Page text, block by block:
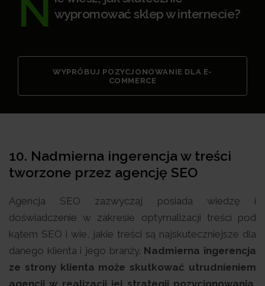
N wypromować sklep w internecie?
WYPRÓBUJ POZYCJONOWANIE DLA E-
COMMERCE
10. Nadmierna ingerencja w treści
tworzone przez agencję SEO
Agencja SEO zazwyczaj posiada wiedzę i
doświadczenie w zakresie optymalizacji treści pod
kątem SEO i wie, jakie treści są najskuteczniejsze dla
danego klienta i jego branży. Nadmierna ingerencja
ze strony klienta może skutkować utrudnieniem
agencji w realizacji jej strategii pozycjonowania.